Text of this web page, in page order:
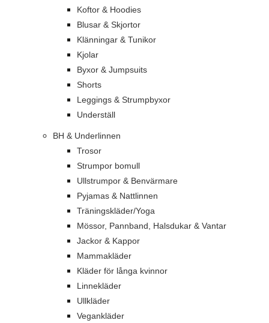
Koftor & Hoodies
Blusar & Skjortor
Klänningar & Tunikor
Kjolar
Byxor & Jumpsuits
Shorts
Leggings & Strumpbyxor
Underställ
BH & Underlinnen
Trosor
Strumpor bomull
Ullstrumpor & Benvärmare
Pyjamas & Nattlinnen
Träningskläder/Yoga
Mössor, Pannband, Halsdukar & Vantar
Jackor & Kappor
Mammakläder
Kläder för långa kvinnor
Linnekläder
Ullkläder
Vegankläder